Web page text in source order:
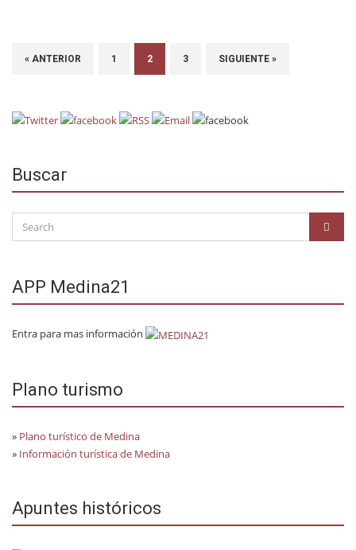
« ANTERIOR 1 2 3 SIGUIENTE »
Buscar
Search
for:
APP Medina21
Entra para mas información
Plano turismo
» Plano turístico de Medina
» Información turística de Medina
Apuntes históricos